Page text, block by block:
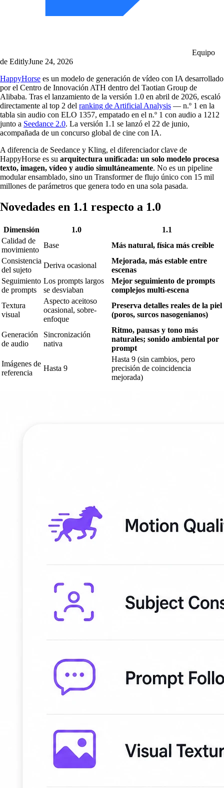
Equipo
de EditlyJune 24, 2026
HappyHorse es un modelo de generación de vídeo con IA desarrollado
por el Centro de Innovación ATH dentro del Taotian Group de
Alibaba. Tras el lanzamiento de la versión 1.0 en abril de 2026, escaló
directamente al top 2 del ranking de Artificial Analysis — n.º 1 en la
tabla sin audio con ELO 1357, empatado en el n.º 1 con audio a 1212
junto a Seedance 2.0. La versión 1.1 se lanzó el 22 de junio,
acompañada de un concurso global de cine con IA.
A diferencia de Seedance y Kling, el diferenciador clave de
HappyHorse es su arquitectura unificada: un solo modelo procesa
texto, imagen, vídeo y audio simultáneamente. No es un pipeline
modular ensamblado, sino un Transformer de flujo único con 15 mil
millones de parámetros que genera todo en una sola pasada.
Novedades en 1.1 respecto a 1.0
Dimensión 1.0
1.1
Calidad de
movimiento
Base
Más natural, física más creíble
Consistencia
del sujeto
Deriva ocasional
Mejorada, más estable entre
escenas
Seguimiento
de prompts
Los prompts largos
se desviaban
Mejor seguimiento de prompts
complejos multi-escena
Textura
visual
Aspecto aceitoso
ocasional, sobre-
enfoque
Preserva detalles reales de la piel
(poros, surcos nasogenianos)
Generación
de audio
Sincronización
nativa
Ritmo, pausas y tono más
naturales; sonido ambiental por
prompt
Imágenes de
referencia
Hasta 9
Hasta 9 (sin cambios, pero
precisión de coincidencia
mejorada)